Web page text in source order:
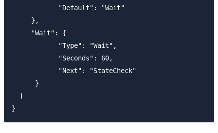
            "Default": "Wait"
     },
     "Wait": {
            "Type": "Wait",
            "Seconds": 60,
            "Next": "StateCheck"
      }
  }